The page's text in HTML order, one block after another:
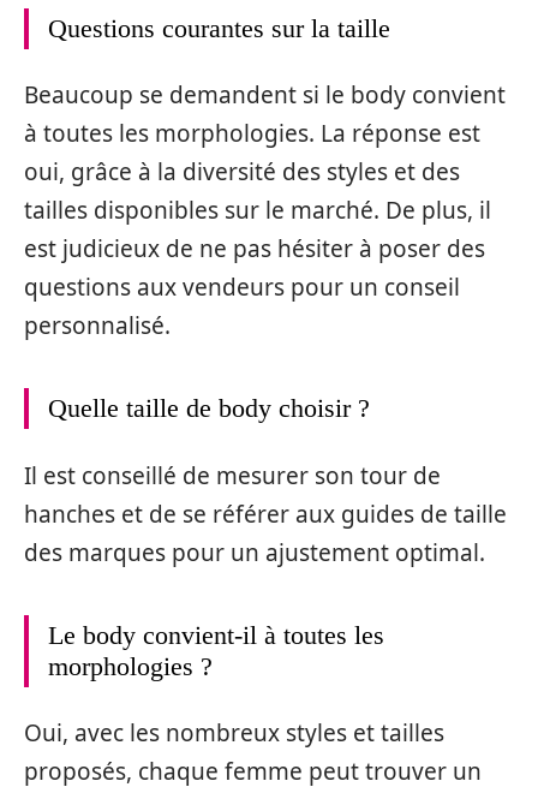
Questions courantes sur la taille
Beaucoup se demandent si le body convient
à toutes les morphologies. La réponse est
oui, grâce à la diversité des styles et des
tailles disponibles sur le marché. De plus, il
est judicieux de ne pas hésiter à poser des
questions aux vendeurs pour un conseil
personnalisé.
Quelle taille de body choisir ?
Il est conseillé de mesurer son tour de
hanches et de se référer aux guides de taille
des marques pour un ajustement optimal.
Le body convient-il à toutes les
morphologies ?
Oui, avec les nombreux styles et tailles
proposés, chaque femme peut trouver un